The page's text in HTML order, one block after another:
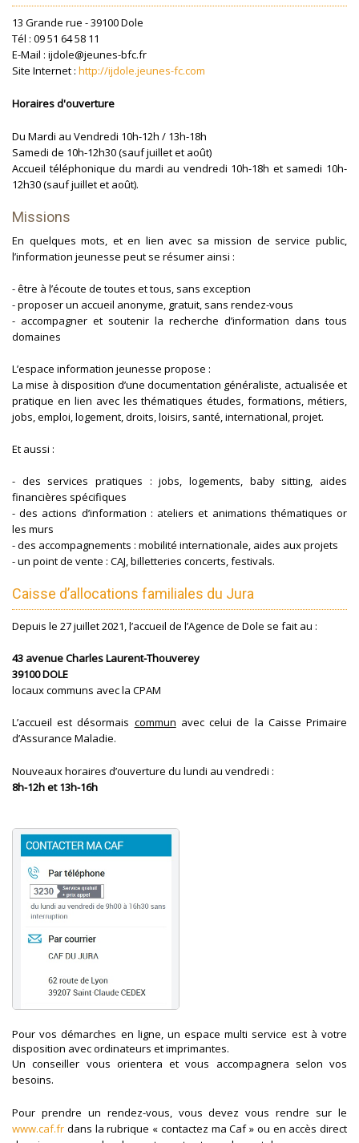
13 Grande rue - 39100 Dole
Tél : 09 51 64 58 11
E-Mail : ijdole@jeunes-bfc.fr
Site Internet : http://ijdole.jeunes-fc.com
Horaires d'ouverture
Du Mardi au Vendredi 10h-12h / 13h-18h
Samedi de 10h-12h30 (sauf juillet et août)
Accueil téléphonique du mardi au vendredi 10h-18h et samedi 10h-
12h30 (sauf juillet et août).
Missions
En quelques mots, et en lien avec sa mission de service public,
l’information jeunesse peut se résumer ainsi :
- être à l’écoute de toutes et tous, sans exception
- proposer un accueil anonyme, gratuit, sans rendez-vous
- accompagner et soutenir la recherche d’information dans tous
domaines
L’espace information jeunesse propose :
La mise à disposition d’une documentation généraliste, actualisée et
pratique en lien avec les thématiques études, formations, métiers,
jobs, emploi, logement, droits, loisirs, santé, international, projet.
Et aussi :
- des services pratiques : jobs, logements, baby sitting, aides
financières spécifiques
- des actions d’information : ateliers et animations thématiques or
les murs
- des accompagnements : mobilité internationale, aides aux projets
- un point de vente : CAJ, billetteries concerts, festivals.
Caisse d’allocations familiales du Jura
Depuis le 27 juillet 2021, l’accueil de l’Agence de Dole se fait au :
43 avenue Charles Laurent-Thouverey
39100 DOLE
locaux communs avec la CPAM
L’accueil est désormais commun avec celui de la Caisse Primaire
d’Assurance Maladie.
Nouveaux horaires d’ouverture du lundi au vendredi :
8h-12h et 13h-16h
Pour vos démarches en ligne, un espace multi service est à votre
disposition avec ordinateurs et imprimantes.
Un conseiller vous orientera et vous accompagnera selon vos
besoins.
Pour prendre un rendez-vous, vous devez vous rendre sur le
www.caf.fr dans la rubrique « contactez ma Caf » ou en accès direct